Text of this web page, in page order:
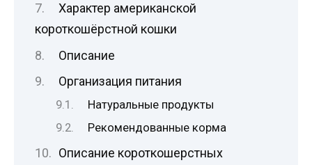
Характер американской
короткошёрстной кошки
Описание
Организация питания
Натуральные продукты
Рекомендованные корма
Описание короткошерстных